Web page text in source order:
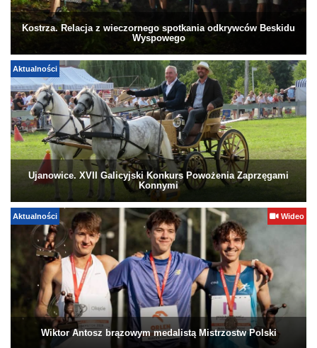
Kostrza. Relacja z wieczornego spotkania odkrywców Beskidu
Wyspowego
Aktualności
Ujanowice. XVII Galicyjski Konkurs Powożenia Zaprzęgami
Konnymi
Aktualności Wideo
Wiktor Antosz brązowym medalistą Mistrzostw Polski